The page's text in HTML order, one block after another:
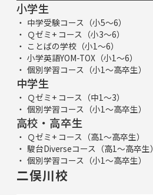
小学生
中学受験コース（小5～6）
Ｑゼミ+ コース（小3～6）
ことばの学校（小1～6）
小学英語YOM-TOX（小1～6）
個別学習コース（小1～高卒生）
中学生
Ｑゼミ+ コース（中1～3）
個別学習コース（小1～高卒生）
高校・高卒生
Ｑゼミ+ コース（高1～高卒生）
駿台Diverseコース（高1～高卒生）
個別学習コース（小1～高卒生）
二俣川校